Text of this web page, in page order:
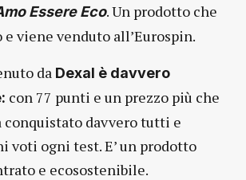
Essere Eco. Un prodotto che
e viene venduto all’Eurospin.
da Dexal è davvero
con 77 punti e un prezzo più che
conquistato davvero tutti e
voti ogni test. E’ un prodotto
e ecosostenibile.